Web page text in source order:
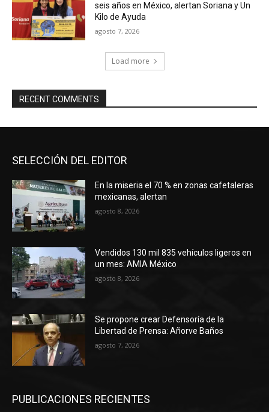
seis años en México, alertan Soriana y Un
Kilo de Ayuda
agosto 7, 2026
Load more
RECENT COMMENTS
SELECCIÓN DEL EDITOR
En la miseria el 70 % en zonas cafetaleras
mexicanas, alertan
agosto 8, 2026
Vendidos 130 mil 835 vehículos ligeros en
un mes: AMIA México
agosto 8, 2026
Se propone crear Defensoría de la
Libertad de Prensa: Añorve Baños
agosto 7, 2026
PUBLICACIONES RECIENTES